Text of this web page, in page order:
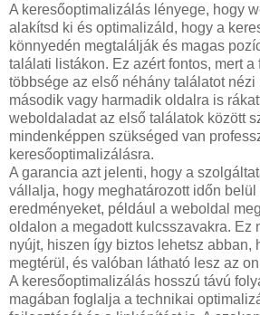
A keresőoptimalizálás lényege, hogy
alakítsd ki és optimalizáld, hogy a
könnyedén megtalálják és magas
találati listákon. Ez azért fontos, mert
többsége az első néhány találatot nézi
második vagy harmadik oldalra is
weboldaladat az első találatok között
mindenképpen szükséged van
keresőoptimalizálásra.
A garancia azt jelenti, hogy a
vállalja, hogy meghatározott időn
eredményeket, például a weboldal
oldalon a megadott kulcsszavakra. Ez
nyújt, hiszen így biztos lehetsz abban,
megtérül, és valóban látható lesz az
A keresőoptimalizálás hosszú távú
magában foglalja a technikai